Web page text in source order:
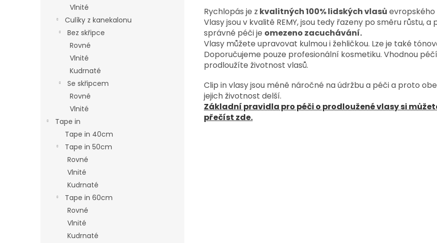
Vlnité
Culíky z kanekalonu
Bez skřipce
Rovné
Vlnité
Kudrnaté
Se skřipcem
Rovné
Vlnité
Tape in
Tape in 40cm
Tape in 50cm
Rovné
Vlnité
Kudrnaté
Tape in 60cm
Rovné
Vlnité
Kudrnaté
Rychlopás je z kvalitných 100% lidských vlasů evropského
Vlasy jsou v kvalitě REMY, jsou tedy řazeny po směru růstu, a
správné péči je omezeno zacuchávání.
Vlasy můžete upravovat kulmou i žehličkou. Lze je také
Doporučujeme pouze profesionální kosmetiku. Vhodnou péčí
prodloužíte životnost vlasů.
Clip in vlasy jsou méně náročné na údržbu a péči a proto
jejich životnost delší.
Základní pravidla pro péči o prodloužené vlasy si
přečíst zde.